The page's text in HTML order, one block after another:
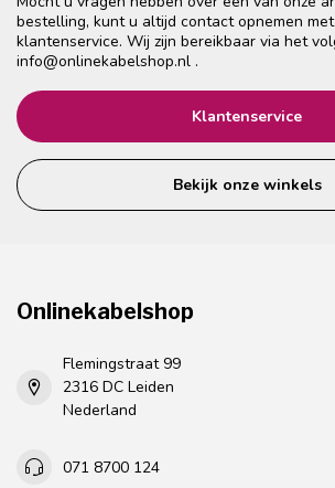
bestelling, kunt u altijd contact opnemen
klantenservice. Wij zijn bereikbaar via het
info@onlinekabelshop.nl .
Klantenservice
Bekijk onze winkels
Onlinekabelshop
Flemingstraat 99
2316 DC Leiden
Nederland
071 8700 124